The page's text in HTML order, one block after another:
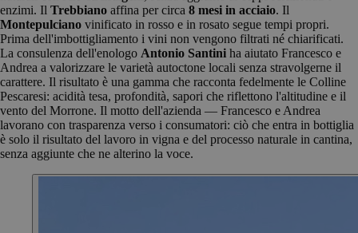
enzimi. Il Trebbiano affina per circa 8 mesi in acciaio. Il
Montepulciano vinificato in rosso e in rosato segue tempi propri.
Prima dell'imbottigliamento i vini non vengono filtrati né chiarificati.
La consulenza dell'enologo Antonio Santini ha aiutato Francesco e
Andrea a valorizzare le varietà autoctone locali senza stravolgerne il
carattere. Il risultato è una gamma che racconta fedelmente le Colline
Pescaresi: acidità tesa, profondità, sapori che riflettono l'altitudine e il
vento del Morrone. Il motto dell'azienda — Francesco e Andrea
lavorano con trasparenza verso i consumatori: ciò che entra in bottiglia
è solo il risultato del lavoro in vigna e del processo naturale in cantina,
senza aggiunte che ne alterino la voce.